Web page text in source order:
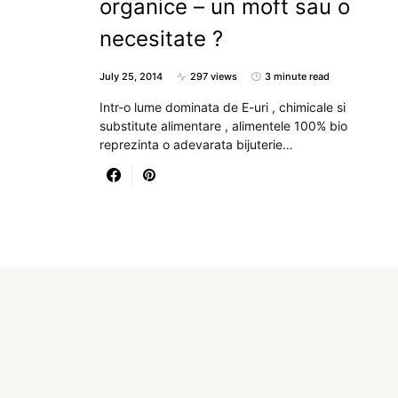
organice – un moft sau o
necesitate ?
July 25, 2014 297 views 3 minute read
Intr-o lume dominata de E-uri , chimicale si
substitute alimentare , alimentele 100% bio
reprezinta o adevarata bijuterie…